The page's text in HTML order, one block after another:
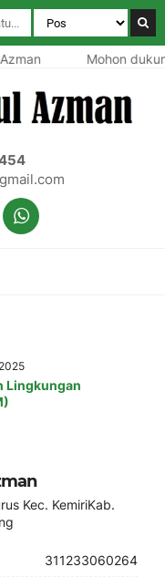
Mohon
Lingkungan
Kec. KemiriKab.
311233060264